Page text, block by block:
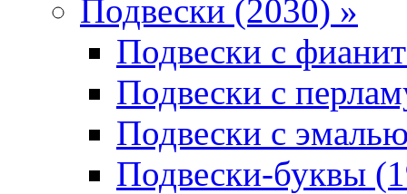
Подвески (2030) »
Подвески с
Подвески с
Подвески с
Подвески-буквы